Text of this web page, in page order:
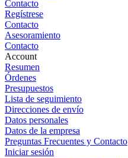
Contacto
Regístrese
Contacto
Asesoramiento
Contacto
Account
Resumen
Órdenes
Presupuestos
Lista de seguimiento
Direcciones de envío
Datos personales
Datos de la empresa
Preguntas Frecuentes y Contacto
Iniciar sesión